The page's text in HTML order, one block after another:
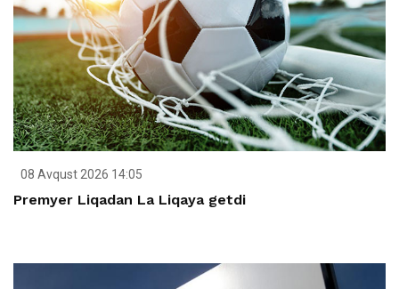
08 Avqust 2026 14:05
Premyer Liqadan La Liqaya getdi